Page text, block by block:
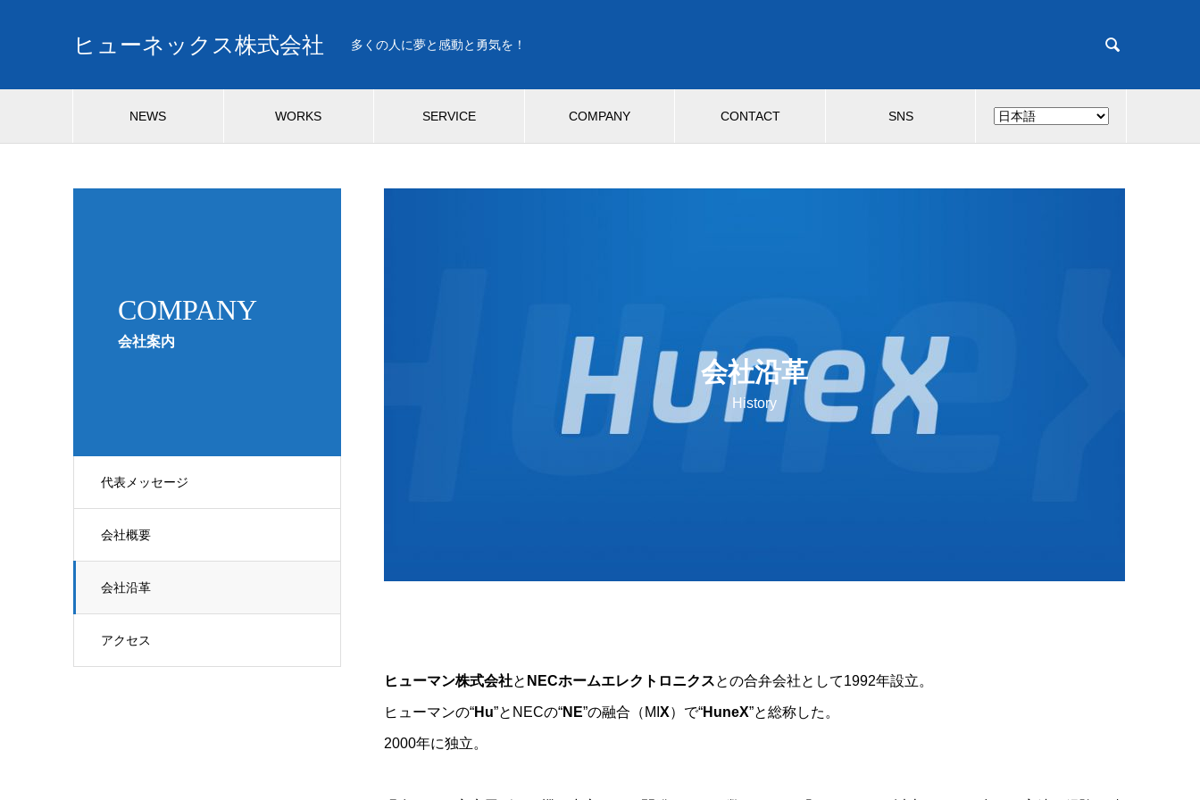
ヒューネックス株式会社 多くの人に夢と感動と勇気を！ 
NEWS WORKS SERVICE COMPANY CONTACT SNS
COMPANY
会社案内
代表メッセージ
会社概要
会社沿革
アクセス
会社沿革
History
ヒューマン株式会社と NECホームエレクトロニクスとの合弁会社として1992年設立。
ヒューマンの“Hu”とNECの“NE”の融合（MI X）で“HuneX”と総称した。
2000年に独立。